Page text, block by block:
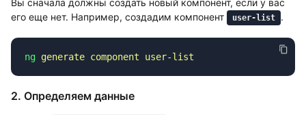
Вы сначала должны создать новый компонент, если у вас
его еще нет. Например, создадим компонент
user-list .
ng generate component
2. Определяем данные